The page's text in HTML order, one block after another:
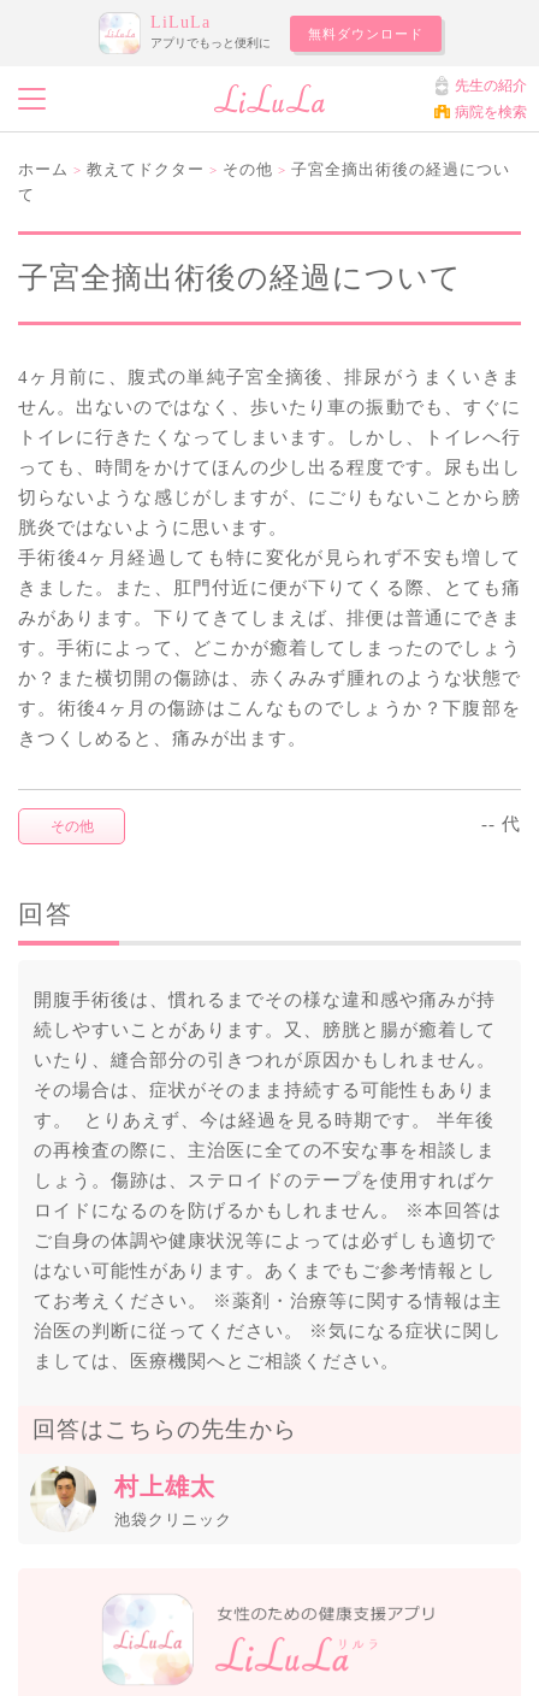
LiLuLa
アプリでもっと便利に
無料ダウンロード
先生の紹介
病院を検索
ホーム > 教えてドクター > その他 > 子宮全摘出術後の経過につい
て
子宮全摘出術後の経過について
4ヶ月前に、腹式の単純子宮全摘後、排尿がうまくいきま
せん。出ないのではなく、歩いたり車の振動でも、すぐに
トイレに行きたくなってしまいます。しかし、トイレへ行
っても、時間をかけてほんの少し出る程度です。尿も出し
切らないような感じがしますが、にごりもないことから膀
胱炎ではないように思います。
手術後4ヶ月経過しても特に変化が見られず不安も増して
きました。また、肛門付近に便が下りてくる際、とても痛
みがあります。下りてきてしまえば、排便は普通にできま
す。手術によって、どこかが癒着してしまったのでしょう
か？また横切開の傷跡は、赤くみみず腫れのような状態で
す。術後4ヶ月の傷跡はこんなものでしょうか？下腹部を
きつくしめると、痛みが出ます。
その他 -- 代
回答
開腹手術後は、慣れるまでその様な違和感や痛みが持
続しやすいことがあります。又、膀胱と腸が癒着して
いたり、縫合部分の引きつれが原因かもしれません。
その場合は、症状がそのまま持続する可能性もありま
す。 とりあえず、今は経過を見る時期です。 半年後
の再検査の際に、主治医に全ての不安な事を相談しま
しょう。傷跡は、ステロイドのテープを使用すればケ
ロイドになるのを防げるかもしれません。 ※本回答は
ご自身の体調や健康状況等によっては必ずしも適切で
はない可能性があります。あくまでもご参考情報とし
てお考えください。 ※薬剤・治療等に関する情報は主
治医の判断に従ってください。 ※気になる症状に関し
ましては、医療機関へとご相談ください。
回答はこちらの先生から
村上雄太
池袋クリニック